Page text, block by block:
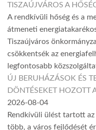
TISZAÚJVÁROS A
A rendkívüli hőség és a
átmeneti
Tiszaújváros
csökkentsék az
legfontosabb
ÚJ BERUHÁZÁSOK ÉS
DÖNTÉSEKET HOZOTT
2026-08-04
Rendkívüli ülést tartott
több, a város fejlődését